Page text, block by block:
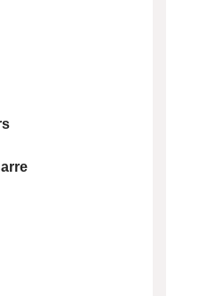
de téléphone ci-
rapidement.